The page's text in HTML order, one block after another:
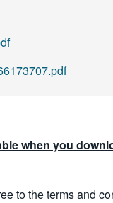
when you
to the terms and